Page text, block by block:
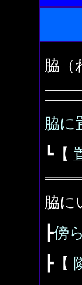
脇（
脇に
┗【
脇に
┣傍
┣【